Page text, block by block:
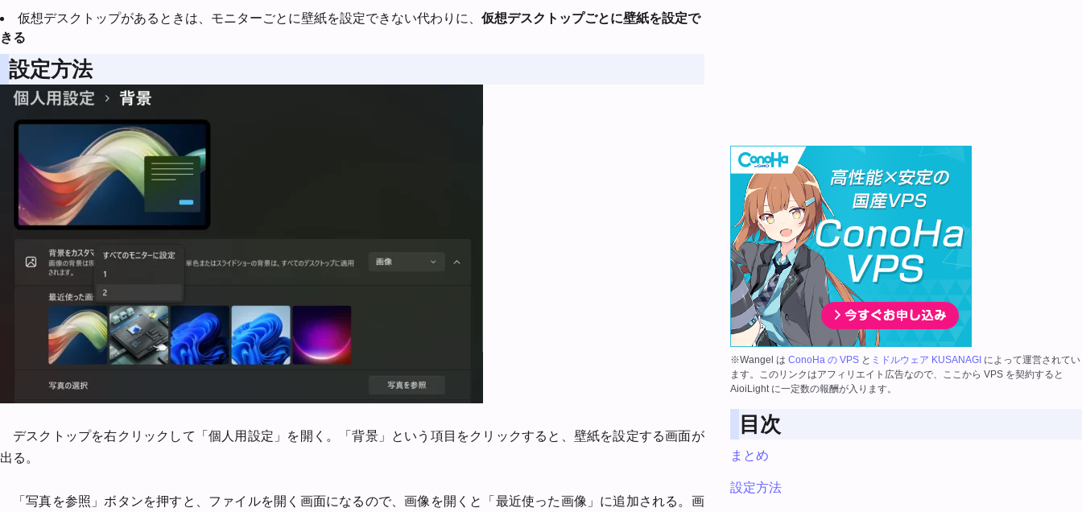
仮想デスクトップがあるときは、モニターごとに壁紙を設定できない代わりに、 仮想デスクトップごとに壁紙を設定で
きる
設定方法
デスクトップを右クリックして「個人用設定」を開く。「背景」という項目をクリックすると、壁紙を設定する画面が
出る。
「写真を参照」ボタンを押すと、ファイルを開く画面になるので、画像を開くと「最近使った画像」に追加される。画
※Wangel は ConoHa の VPSと ミドルウェア KUSANAGI によって運営されてい
ます。このリンクはアフィリエイト広告なので、ここから VPS を契約すると
AioiLight に一定数の報酬が入ります。
目次
まとめ
設定方法